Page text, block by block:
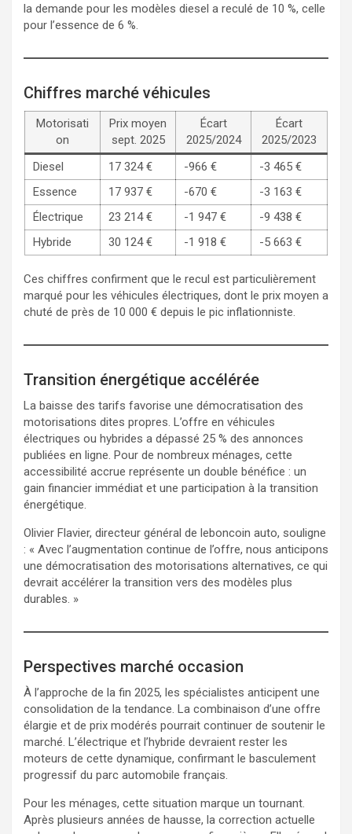
la demande pour les modèles diesel a reculé de 10 %, celle
pour l’essence de 6 %.
Chiffres marché véhicules
Motorisati
on
Prix moyen
sept. 2025
Écart
2025/2024
Écart
2025/2023
Diesel
17 324 € -966 €
-3 465 €
Essence
17 937 € -670 €
-3 163 €
Électrique
23 214 € -1 947 €
-9 438 €
Hybride
30 124 € -1 918 € -5 663 €
Ces chiffres confirment que le recul est particulièrement
marqué pour les véhicules électriques, dont le prix moyen a
chuté de près de 10 000 € depuis le pic inflationniste.
Transition énergétique accélérée
La baisse des tarifs favorise une démocratisation des
motorisations dites propres. L’offre en véhicules
électriques ou hybrides a dépassé 25 % des annonces
publiées en ligne. Pour de nombreux ménages, cette
accessibilité accrue représente un double bénéfice : un
gain financier immédiat et une participation à la transition
énergétique.
Olivier Flavier, directeur général de leboncoin auto, souligne
: « Avec l’augmentation continue de l’offre, nous anticipons
une démocratisation des motorisations alternatives, ce qui
devrait accélérer la transition vers des modèles plus
durables. »
Perspectives marché occasion
À l’approche de la fin 2025, les spécialistes anticipent une
consolidation de la tendance. La combinaison d’une offre
élargie et de prix modérés pourrait continuer de soutenir le
marché. L’électrique et l’hybride devraient rester les
moteurs de cette dynamique, confirmant le basculement
progressif du parc automobile français.
Pour les ménages, cette situation marque un tournant.
Après plusieurs années de hausse, la correction actuelle